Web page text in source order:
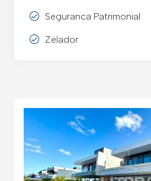
Seguranca Patrimonial
Zelador